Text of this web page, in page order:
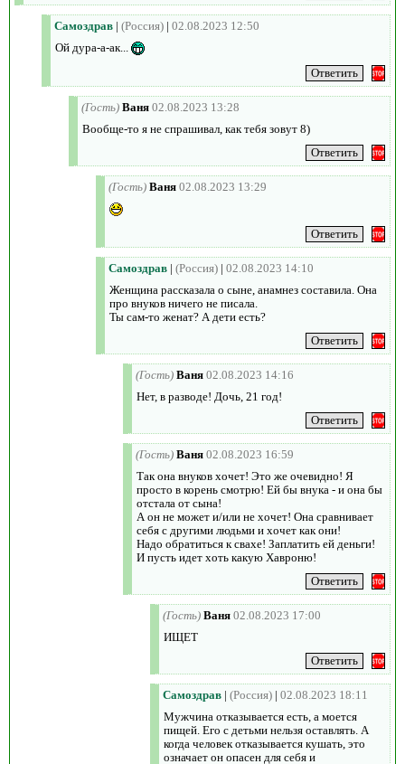
Самоздрав | (Россия) | 02.08.2023 12:50
Ой дура-а-ак...
(Гость) Ваня 02.08.2023 13:28
Вообще-то я не спрашивал, как тебя зовут 8)
(Гость) Ваня 02.08.2023 13:29
Самоздрав | (Россия) | 02.08.2023 14:10
Женщина рассказала о сыне, анамнез составила. Она
про внуков ничего не писала.
Ты сам-то женат? А дети есть?
(Гость) Ваня 02.08.2023 14:16
Нет, в разводе! Дочь, 21 год!
(Гость) Ваня 02.08.2023 16:59
Так она внуков хочет! Это же очевидно! Я
просто в корень смотрю! Ей бы внука - и она бы
отстала от сына!
А он не может и/или не хочет! Она сравнивает
себя с другими людьми и хочет как они!
Надо обратиться к свахе! Заплатить ей деньги!
И пусть идет хоть какую Хавроню!
(Гость) Ваня 02.08.2023 17:00
ИЩЕТ
Самоздрав | (Россия) | 02.08.2023 18:11
Мужчина отказывается есть, а моется
пищей. Его с детьми нельзя оставлять. А
когда человек отказывается кушать, это
означает он опасен для себя и